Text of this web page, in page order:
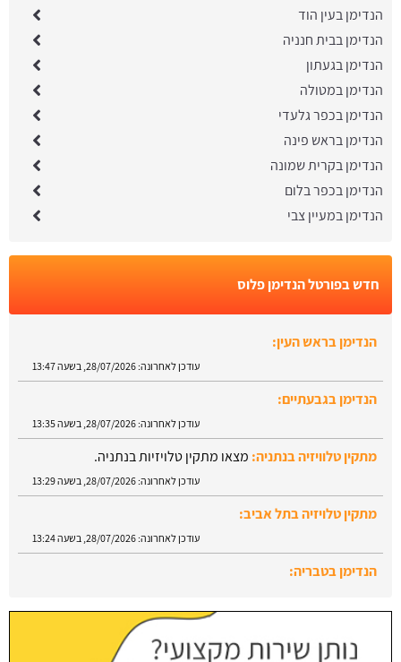
הנדימן בעין הוד
הנדימן בבית חנניה
הנדימן בגעתון
הנדימן במטולה
הנדימן בכפר גלעדי
הנדימן בראש פינה
הנדימן בקרית שמונה
הנדימן בכפר בלום
הנדימן במעיין צבי
חדש בפורטל הנדימן פלוס
הנדימן בראש העין:
עודכן לאחרונה: 28/07/2026, בשעה 13:47
הנדימן בגבעתיים:
עודכן לאחרונה: 28/07/2026, בשעה 13:35
מתקין טלוויזיה בנתניה: מצאו מתקין טלויזיות בנתניה.
עודכן לאחרונה: 28/07/2026, בשעה 13:29
מתקין טלויזיה בתל אביב:
עודכן לאחרונה: 28/07/2026, בשעה 13:24
הנדימן בטבריה: